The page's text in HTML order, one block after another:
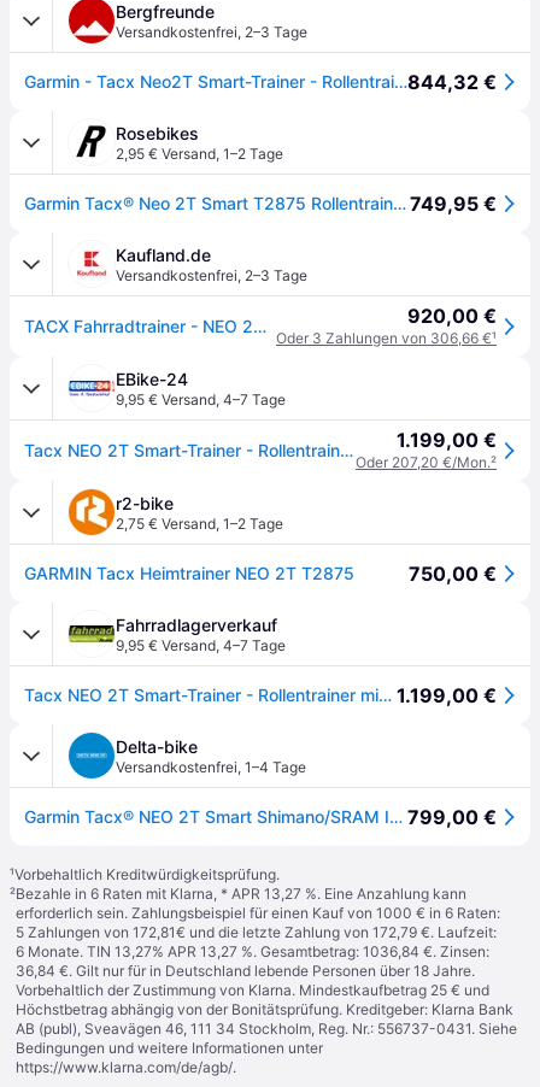
Bergfreunde
Versandkostenfrei, 2–3 Tage
Garmin - Tacx Neo2T Smart-Trainer - Rollentrainer schwarz/blau844,32 €
Rosebikes
2,95 € Versand, 1–2 Tage
Garmin Tacx® Neo 2T Smart T2875 Rollentrainer Direktantrieb749,95 €
Kaufland.de
Versandkostenfrei, 2–3 Tage
TACX Fahrradtrainer - NEO 2T BUNDLE - Hellblau/Schwarz 920,00 €
Oder 3 Zahlungen von 306,66 €¹
EBike-24
9,95 € Versand, 4–7 Tage
Tacx NEO 2T Smart-Trainer - Rollentrainer mit Premium Direktantrieb 1.199,00 €
Oder 207,20 €/Mon.²
r2-bike
2,75 € Versand, 1–2 Tage
GARMIN Tacx Heimtrainer NEO 2T T2875 750,00 €
Fahrradlagerverkauf
9,95 € Versand, 4–7 Tage
Tacx NEO 2T Smart-Trainer - Rollentrainer mit Premium Direktantrieb 1.199,00 €
Delta-bike
Versandkostenfrei, 1–4 Tage
Garmin Tacx® NEO 2T Smart Shimano/SRAM Indoor-Rollentrainer 799,00 €
¹Vorbehaltlich Kreditwürdigkeitsprüfung.
²Bezahle in 6 Raten mit Klarna, * APR 13,27 %. Eine Anzahlung kann
erforderlich sein. Zahlungsbeispiel für einen Kauf von 1000 € in 6 Raten:
5 Zahlungen von 172,81€ und die letzte Zahlung von 172,79 €. Laufzeit:
6 Monate. TIN 13,27% APR 13,27 %. Gesamtbetrag: 1036,84 €. Zinsen:
36,84 €. Gilt nur für in Deutschland lebende Personen über 18 Jahre.
Vorbehaltlich der Zustimmung von Klarna. Mindestkaufbetrag 25 € und
Höchstbetrag abhängig von der Bonitätsprüfung. Kreditgeber: Klarna Bank
AB (publ), Sveavägen 46, 111 34 Stockholm, Reg. Nr.: 556737-0431. Siehe
Bedingungen und weitere Informationen unter
https://www.klarna.com/de/agb/.